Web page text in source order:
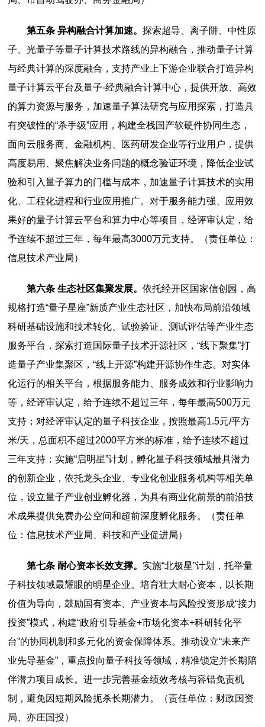
第五条 异构融合计算加速。探索超导、离子阱、中性原
子、光量子等量子计算技术路线的异构融合，推动量子计算
与经典计算的深度融合，支持产业上下游企业联合打造异构
量子计算云平台及量子-经典融合计算中心，提供开放、高效
的算力资源与服务，加速量子算法研究与应用探索，打造具
有突破性的“杀手级”应用，构建全栈国产软硬件协同生态，
面向云服务商、金融机构、医药研发企业等行业用户，提供
高度易用、聚焦解决业务问题的概念验证环境，降低企业试
验和引入量子算力的门槛与成本，加速量子计算技术的实用
化、工程化进程和行业应用推广。对于服务能力强、应用效
果好的量子计算云平台和算力中心等项目，经评审认定，给
予连续不超过三年，每年最高3000万元支持。（责任单位：
信息技术产业局）
第六条 生态社区集聚发展。依托经开区国家信创园，高
规格打造“量子星座”新质产业生态社区，加快布局前沿领域
科研基础设施和技术转化、试验验证、测试评估等产业生态
服务平台，探索打造国际量子技术开源社区，“线下聚集”打
造量子产业集聚区，“线上开源”构建开源协作生态。对实体
化运行的相关平台，根据服务能力、服务成效和行业影响力
等，经评审认定，给予连续不超过三年，每年最高500万元
支持；对经评审认定的量子科技企业，按照最高1.5元/平方
米/天，总面积不超过2000平方米的标准，给予连续不超过
三年支持；实施“启明星”计划，孵化量子科技领域最具潜力
的创新企业，依托龙头企业、专业化创业服务机构等相关单
位，设立量子产业创业孵化器，为具有商业化前景的前沿技
术成果提供免费办公空间和超前深度孵化服务。（责任单
位：信息技术产业局、科技和产业促进局）
第七条 耐心资本长效支撑。 实施“北极星”计划，托举量
子科技领域最耀眼的明星企业。培育壮大耐心资本，以长期
价值为导向，鼓励国有资本、产业资本与风险投资形成“接力
投资”模式，构建“政府引导基金+市场化资本+科研转化平
台”的协同机制和多元化的资金保障体系。推动设立“未来产
业先导基金”，重点投向量子科技等领域，精准锁定并长期陪
伴潜力项目成长。进一步完善基金绩效考核与容错免责机
制，避免因短期风险扼杀长期潜力。（责任单位：财政国资
局、亦庄国投）